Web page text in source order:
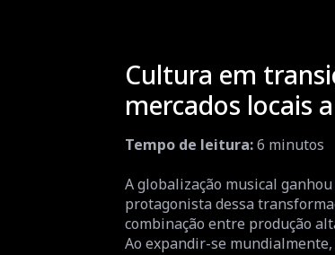
Cultura em
mercados locais
Tempo de leitura:6 minutos
A globalização musical
protagonista dessa
combinação entre produção
Ao expandir-se